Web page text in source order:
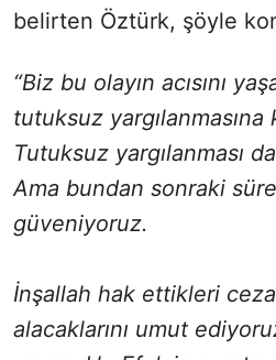
belirten Öztürk, şöyle
“Biz bu olayın acısını
tutuksuz yargılanmasına
Tutuksuz yargılanması
Ama bundan sonraki
güveniyoruz.
İnşallah hak ettikleri
alacaklarını umut